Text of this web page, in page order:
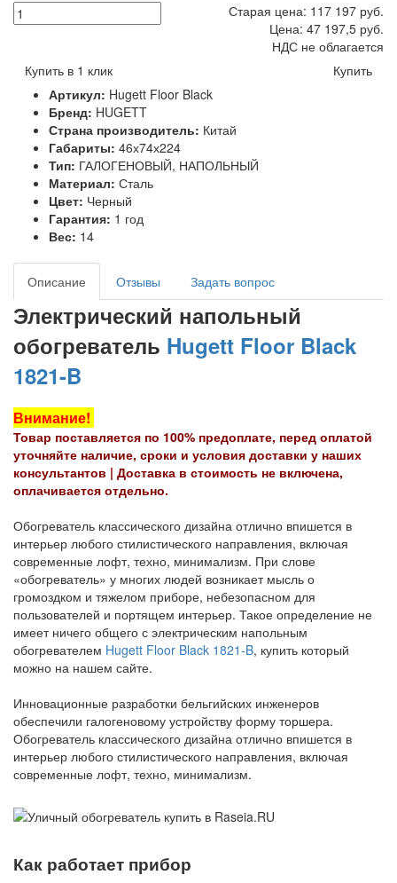
Старая цена: 117 197 руб.
Цена: 47 197,5 руб.
НДС не облагается
Купить в 1 клик
Купить
Артикул: Hugett Floor Black
Бренд: HUGETT
Страна производитель: Китай
Габариты: 46х74х224
Тип: ГАЛОГЕНОВЫЙ, НАПОЛЬНЫЙ
Материал: Сталь
Цвет: Черный
Гарантия: 1 год
Вес: 14
Описание Отзывы Задать вопрос
Электрический напольный
обогреватель Hugett Floor Black
1821-B
Внимание!
Товар поставляется по 100% предоплате, перед оплатой
уточняйте наличие, сроки и условия доставки у наших
консультантов | Доставка в стоимость не включена,
оплачивается отдельно.
Обогреватель классического дизайна отлично впишется в
интерьер любого стилистического направления, включая
современные лофт, техно, минимализм. При слове
«обогреватель» у многих людей возникает мысль о
громоздком и тяжелом приборе, небезопасном для
пользователей и портящем интерьер. Такое определение не
имеет ничего общего с электрическим напольным
обогревателем Hugett Floor Black 1821-B, купить который
можно на нашем сайте.
Инновационные разработки бельгийских инженеров
обеспечили галогеновому устройству форму торшера.
Обогреватель классического дизайна отлично впишется в
интерьер любого стилистического направления, включая
современные лофт, техно, минимализм.
Как работает прибор